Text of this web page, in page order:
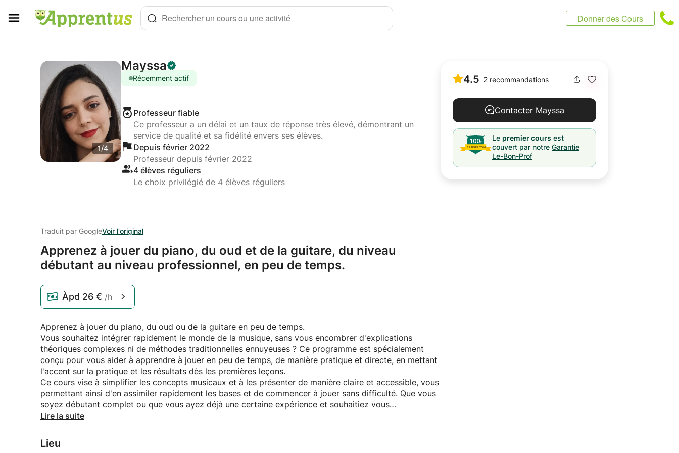
Rechercher un cours ou une activité Donner des Cours
1/4
Mayssa
Récemment actif
Professeur fiable
Ce professeur a un délai et un taux de réponse très élevé, démontrant un
service de qualité et sa fidélité envers ses élèves.
Depuis février 2022
Professeur depuis février 2022
4 élèves réguliers
Le choix privilégié de 4 élèves réguliers
Traduit par GoogleVoir l'original
Apprenez à jouer du piano, du oud et de la guitare, du niveau
débutant au niveau professionnel, en peu de temps.
Àpd 26 € /h
Apprenez à jouer du piano, du oud ou de la guitare en peu de temps.
Vous souhaitez intégrer rapidement le monde de la musique, sans vous encombrer d'explications
théoriques complexes ni de méthodes traditionnelles ennuyeuses ? Ce programme est spécialement
conçu pour vous aider à apprendre à jouer en peu de temps, de manière pratique et directe, en mettant
l'accent sur la pratique et les résultats dès les premières leçons.
Ce cours vise à simplifier les concepts musicaux et à les présenter de manière claire et accessible, vous
permettant ainsi d'en assimiler rapidement les bases et de commencer à jouer sans difficulté. Que vous
soyez débutant complet ou que vous ayez déjà une certaine expérience et souhaitiez vous
perfectionner, les leçons seront adaptées à votre niveau et à vos objectifs personnels.
piano, du oud ou de la guitare. Vous commencerez par adopter une posture correcte, puis vous
progresserez à travers les bases du solfège et du rythme, pour finalement apprendre à jouer des
Lire la suite
Lieu
4.5 2 recommandations
Contacter Mayssa
Le premier cours est
couvert par notre Garantie
Le-Bon-Prof